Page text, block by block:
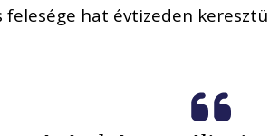
felesége hat évtizeden